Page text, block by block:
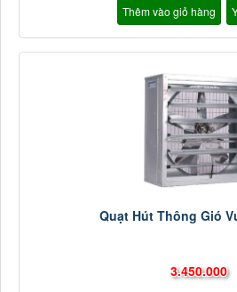
Thêm vào giỏ hàng
Quạt Hút Thông Gió
3.450.000